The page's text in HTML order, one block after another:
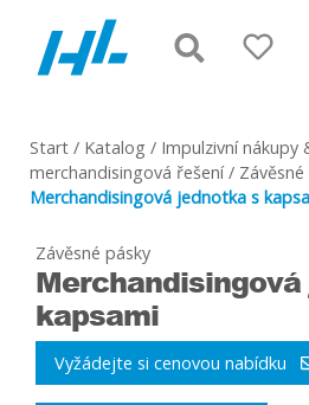
Start / Katalog / Impulzivní nákupy
merchandisingová řešení/
Merchandisingová jednotka s
Závěsné pásky
kapsami
Vyžádejte si cenovou nabídku